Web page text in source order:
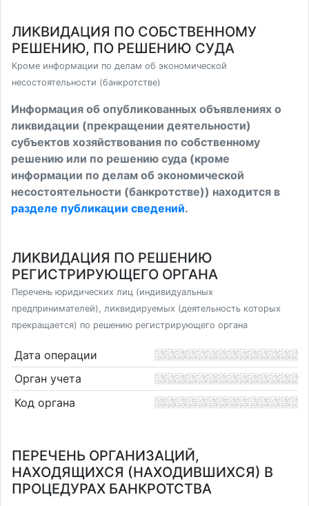
ЛИКВИДАЦИЯ ПО СОБСТВЕННОМУ
РЕШЕНИЮ, ПО РЕШЕНИЮ СУДА
Кроме информации по делам об экономической
несостоятельности (банкротстве)
Информация об опубликованных объявлениях о
ликвидации (прекращении деятельности)
субъектов хозяйствования по собственному
решению или по решению суда (кроме
информации по делам об экономической
несостоятельности (банкротстве)) находится в
разделе публикации сведений.
ЛИКВИДАЦИЯ ПО РЕШЕНИЮ
РЕГИСТРИРУЮЩЕГО ОРГАНА
Перечень юридических лиц (индивидуальных
предпринимателей), ликвидируемых (деятельность которых
прекращается) по решению регистрирующего органа
Дата операции
Орган учета
Код органа
ПЕРЕЧЕНЬ ОРГАНИЗАЦИЙ,
НАХОДЯЩИХСЯ (НАХОДИВШИХСЯ) В
ПРОЦЕДУРАХ БАНКРОТСТВА